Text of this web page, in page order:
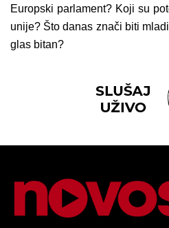
Europski parlament? Koji su
unije? Što danas znači biti
glas bitan?